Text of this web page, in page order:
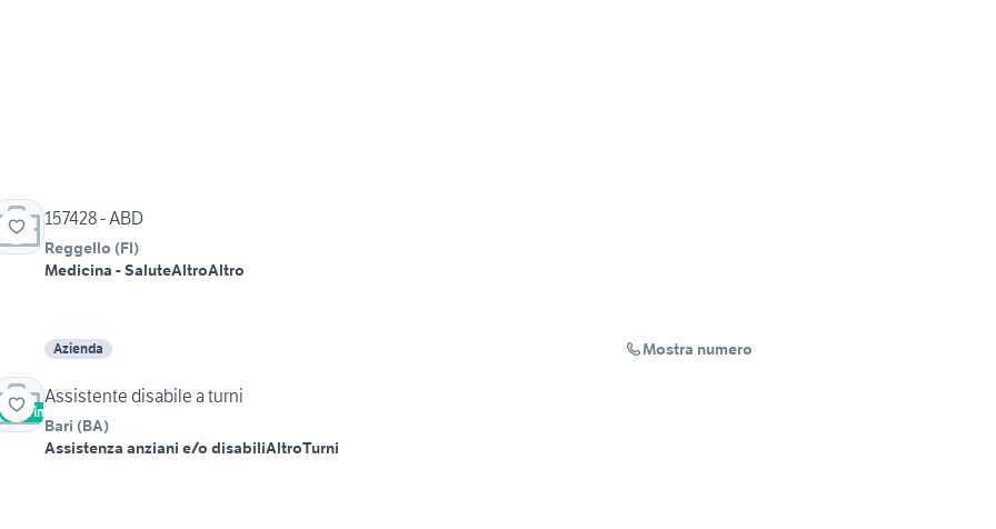
157428 - ABD
Reggello (FI)
Medicina - SaluteAltroAltro
Azienda Mostra numero
Vetrina
Assistente disabile a turni
Bari (BA)
Assistenza anziani e/o disabiliAltroTurni